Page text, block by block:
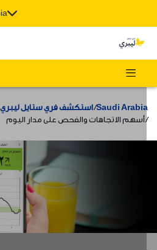
Saudi استكشف فري ستايل ليبري
أسهم الاتجاهات والفحص على مدار اليوم